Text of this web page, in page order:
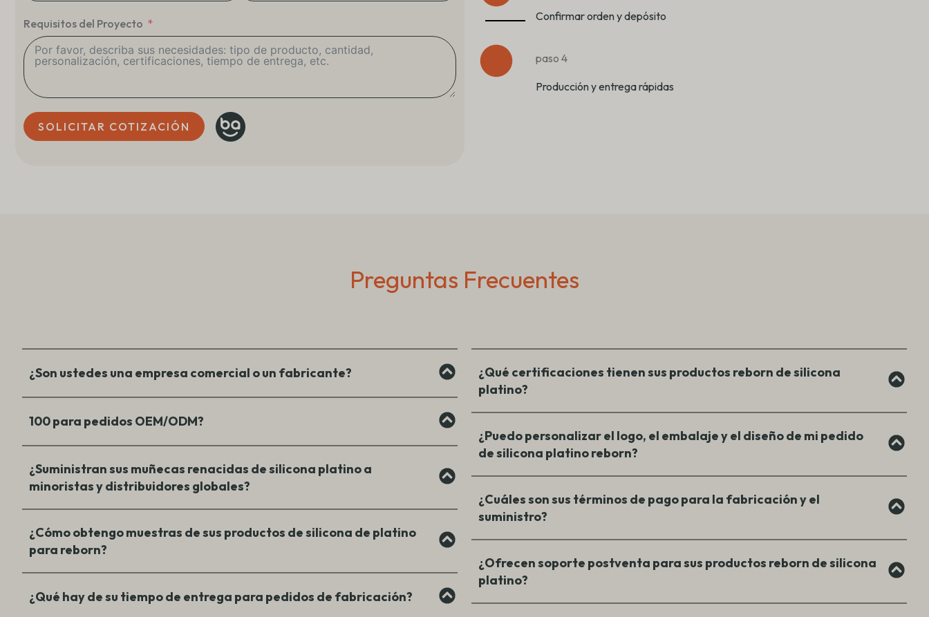
Requisitos del Proyecto
SOLICITAR COTIZACIÓN
Confirmar orden y depósito
paso 4
Producción y entrega rápidas
Preguntas Frecuentes
¿Son ustedes una empresa comercial o un fabricante?
100 para pedidos OEM/ODM?
¿Suministran sus muñecas renacidas de silicona platino a
minoristas y distribuidores globales?
¿Cómo obtengo muestras de sus productos de silicona de platino
para reborn?
¿Qué hay de su tiempo de entrega para pedidos de fabricación?
¿Qué certificaciones tienen sus productos reborn de silicona
platino?
¿Puedo personalizar el logo, el embalaje y el diseño de mi pedido
de silicona platino reborn?
¿Cuáles son sus términos de pago para la fabricación y el
suministro?
¿Ofrecen soporte postventa para sus productos reborn de silicona
platino?